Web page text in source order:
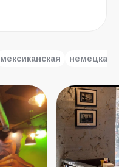
мексиканская немецкая